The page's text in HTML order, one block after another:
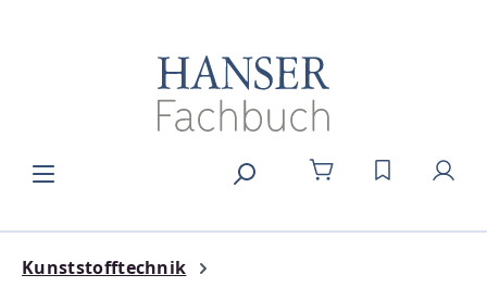
DU HAST 0
Kunststofftechnik